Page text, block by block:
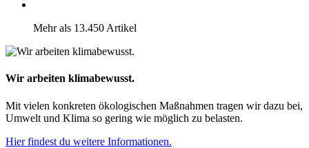
Mehr als 13.450 Artikel
Wir arbeiten klimabewusst.
Mit vielen konkreten ökologischen Maßnahmen tragen wir dazu bei,
Umwelt und Klima so gering wie möglich zu belasten.
Hier findest du weitere Informationen.